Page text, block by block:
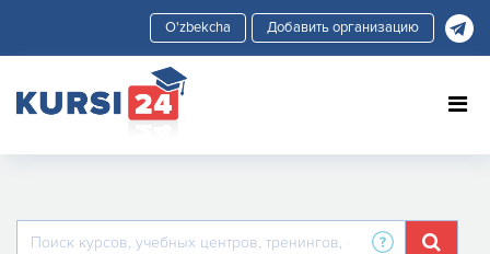
Добавить организацию